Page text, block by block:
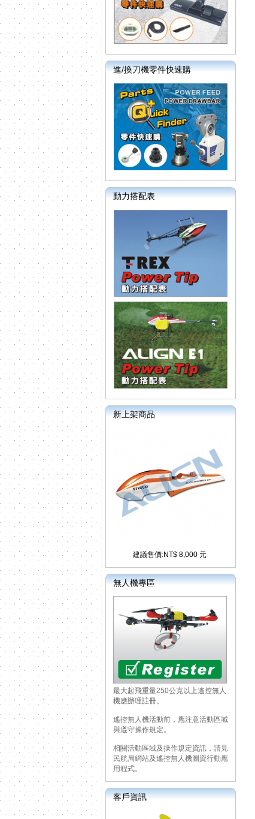
進/換刀機零件快速購
動力搭配表
新上架商品
建議售價:NT$ 8,000 元
無人機專區
最大起飛重量250公克以上遙控無人
機應辦理註冊。
遙控無人機活動前，應注意活動區域
與遵守操作規定。
相關活動區域及操作規定資訊，請見
民航局網站及遙控無人機圖資行動應
用程式。
客戶資訊